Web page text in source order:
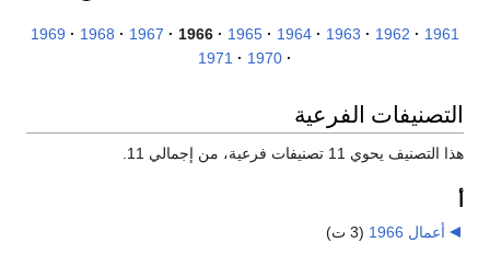
1961
1962
1963
1964
1965
1966
1967
1968
1969
1970
1971
التصنيفات الفرعية
هذا التصنيف يحوي 11 تصنيفات فرعية، من إجمالي 11.
أعمال 1966 (3 ت)